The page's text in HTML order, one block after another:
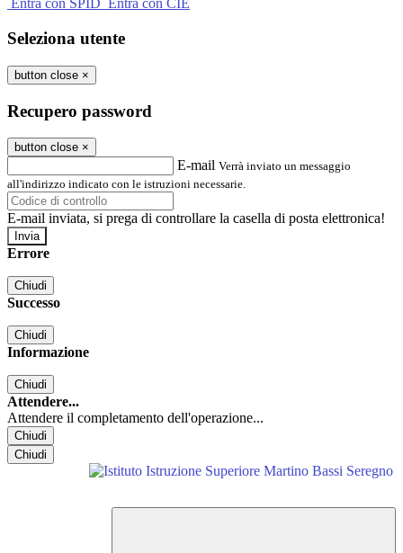
Entra con SPID Entra con CIE
Seleziona utente
button close ×
Recupero password
button close ×
E-mail Verrà inviato un messaggio
all'indirizzo indicato con le istruzioni necessarie.
E-mail inviata, si prega di controllare la casella di posta elettronica!
Errore
Chiudi
Successo
Chiudi
Informazione
Chiudi
Attendere...
Attendere il completamento dell'operazione...
Chiudi
Chiudi